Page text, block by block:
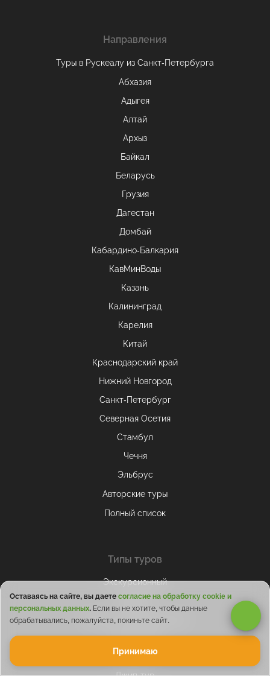
Направления
Туры в Рускеалу из Санкт‑Петербурга
Абхазия
Адыгея
Алтай
Архыз
Байкал
Беларусь
Грузия
Дагестан
Домбай
Кабардино-Балкария
КавМинВоды
Казань
Калининград
Карелия
Китай
Краснодарский край
Нижний Новгород
Санкт-Петербург
Северная Осетия
Стамбул
Чечня
Эльбрус
Авторские туры
Полный список
Типы туров
Экскурсионный
Походы
Винно-гастрономический
Горнолыжный
Экстрим
Оставаясь на сайте, вы даете согласие на обработку cookie и
персональных данных. Если вы не хотите, чтобы данные
обрабатывались, пожалуйста, покиньте сайт.
Принимаю